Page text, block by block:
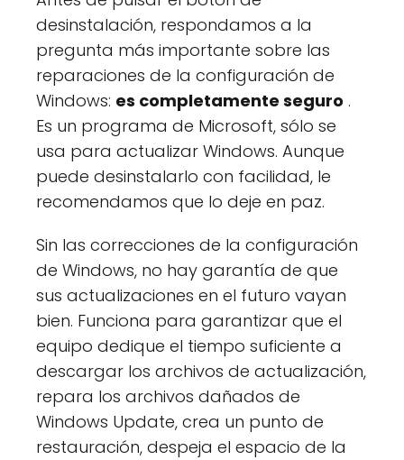
desinstalación, respondamos a la
pregunta más importante sobre las
reparaciones de la configuración de
Windows: es completamente seguro .
Es un programa de Microsoft, sólo se
usa para actualizar Windows. Aunque
puede desinstalarlo con facilidad, le
recomendamos que lo deje en paz.
Sin las correcciones de la configuración
de Windows, no hay garantía de que
sus actualizaciones en el futuro vayan
bien. Funciona para garantizar que el
equipo dedique el tiempo suficiente a
descargar los archivos de actualización,
repara los archivos dañados de
Windows Update, crea un punto de
restauración, despeja el espacio de la